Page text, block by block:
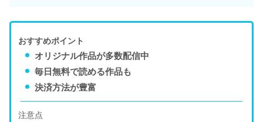
おすすめポイント
オリジナル作品が多数配信中
毎日無料で読める作品も
決済方法が豊富
注意点